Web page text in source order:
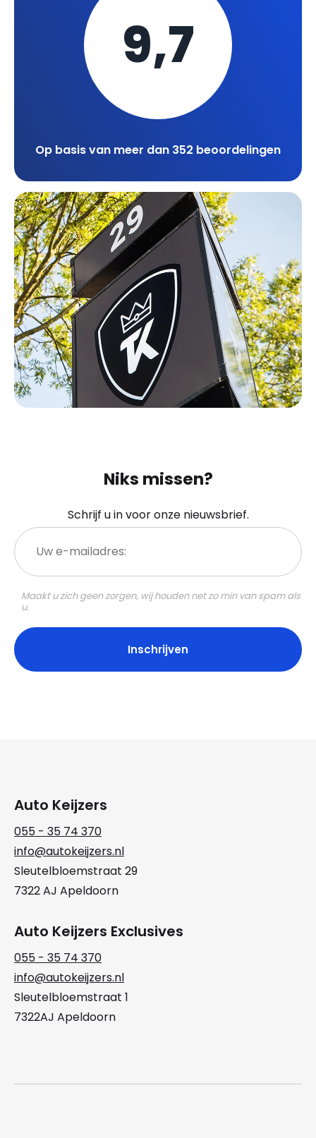
9,7
Op basis van meer dan 352 beoordelingen
Niks missen?
Schrijf u in voor onze nieuwsbrief.
Uw
e-
mailadres:
Maakt u zich geen zorgen, wij houden net zo min van spam als
u.
Auto Keijzers
055 - 35 74 370
info@autokeijzers.nl
Sleutelbloemstraat 29
7322 AJ Apeldoorn
Auto Keijzers Exclusives
055 - 35 74 370
info@autokeijzers.nl
Sleutelbloemstraat 1
7322AJ Apeldoorn